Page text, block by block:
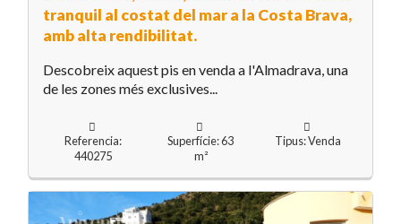
tranquil al costat del mar a la Costa Brava,
amb alta rendibilitat.
Descobreix aquest pis en venda a l'Almadrava, una
de les zones més exclusives...
Referencia:
440275
Superfície: 63
m²
Tipus: Venda